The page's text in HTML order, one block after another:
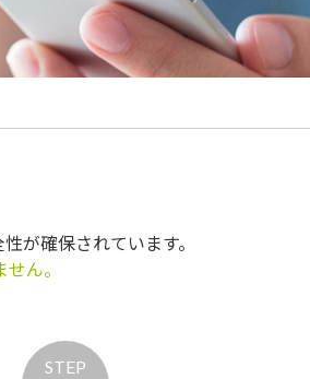
が確保されています。
ん。
STEP